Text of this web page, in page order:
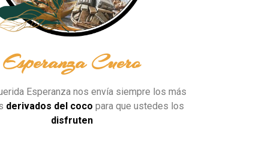
Esperanza Cuero
Esperanza nos envía siempre los más
derivados del coco para que ustedes los
disfruten